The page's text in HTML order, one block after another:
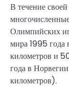
В течение
Олимпийских
мира 1995 года
километров и
года в
километров).